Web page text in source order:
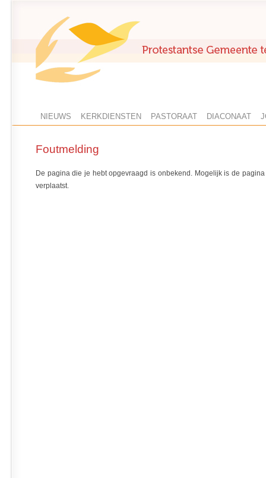
NIEUWS KERKDIENSTEN PASTORAAT DIACONAAT
Foutmelding
De pagina die je hebt opgevraagd is onbekend. Mogelijk is de
verplaatst.